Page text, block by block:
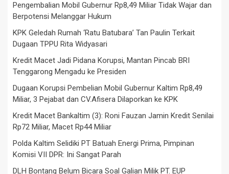
Pengembalian Mobil Gubernur Rp8,49 Miliar Tidak Wajar dan
Berpotensi Melanggar Hukum
KPK Geledah Rumah ‘Ratu Batubara’ Tan Paulin Terkait
Dugaan TPPU Rita Widyasari
Kredit Macet Jadi Pidana Korupsi, Mantan Pincab BRI
Tenggarong Mengadu ke Presiden
Dugaan Korupsi Pembelian Mobil Gubernur Kaltim Rp8,49
Miliar, 3 Pejabat dan CV.Afisera Dilaporkan ke KPK
Kredit Macet Bankaltim (3): Roni Fauzan Jamin Kredit Senilai
Rp72 Miliar, Macet Rp44 Miliar
Polda Kaltim Selidiki PT Batuah Energi Prima, Pimpinan
Komisi VII DPR: Ini Sangat Parah
DLH Bontang Belum Bicara Soal Galian Milik PT. EUP